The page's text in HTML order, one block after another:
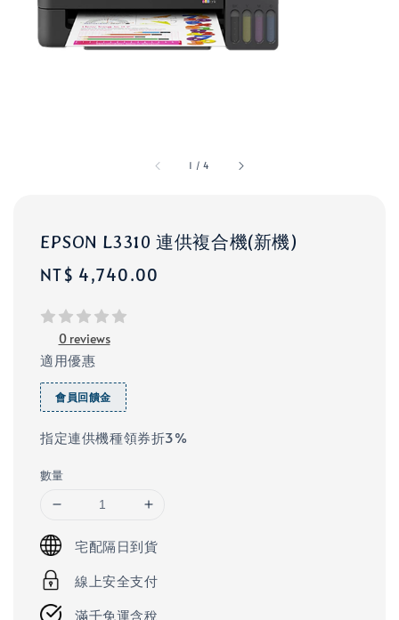
1 /4
EPSON L3310 連供複合機(新機)
Regular
NT$ 4,740.00
0 reviews
適用優惠
會員回饋金
指定連供機種領券折3%​
數量
宅配隔日到貨
線上安全支付
滿千免運含稅